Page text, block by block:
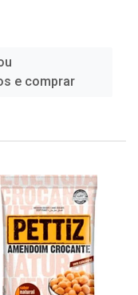
e comprar